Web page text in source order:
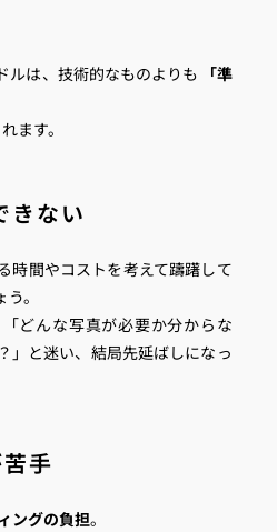
ルは、技術的なものよりも
「準
ます。
ない
時間やコストを考えて躊躇して
。
どんな写真が必要か分からな
」と迷い、結局先延ばしになっ
手
ングの負担。